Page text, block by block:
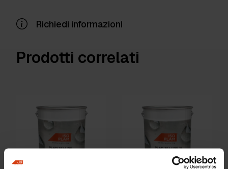
Richiedi informazioni
Prodotti correlati